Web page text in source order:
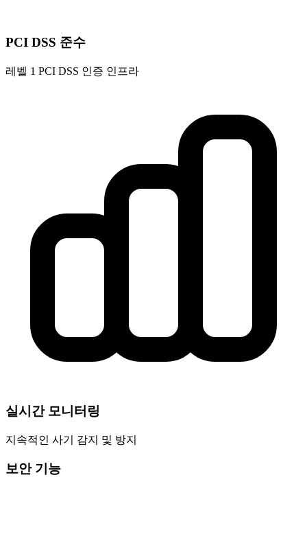
PCI DSS 준수
레벨 1 PCI DSS 인증 인프라
실시간 모니터링
지속적인 사기 감지 및 방지
보안 기능